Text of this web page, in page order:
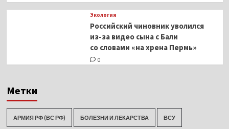
Экология
Российский чиновник уволился
из-за видео сына с Бали
со словами «на хрена Пермь»
0
Метки
АРМИЯ РФ (ВС РФ) БОЛЕЗНИ И ЛЕКАРСТВА ВСУ